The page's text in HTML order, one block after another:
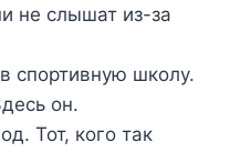
не слышат из-за
спортивную школу.
он.
Тот, кого так